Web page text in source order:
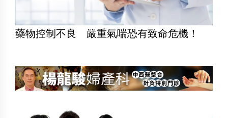
藥物控制不良 嚴重氣喘恐有致命危機！